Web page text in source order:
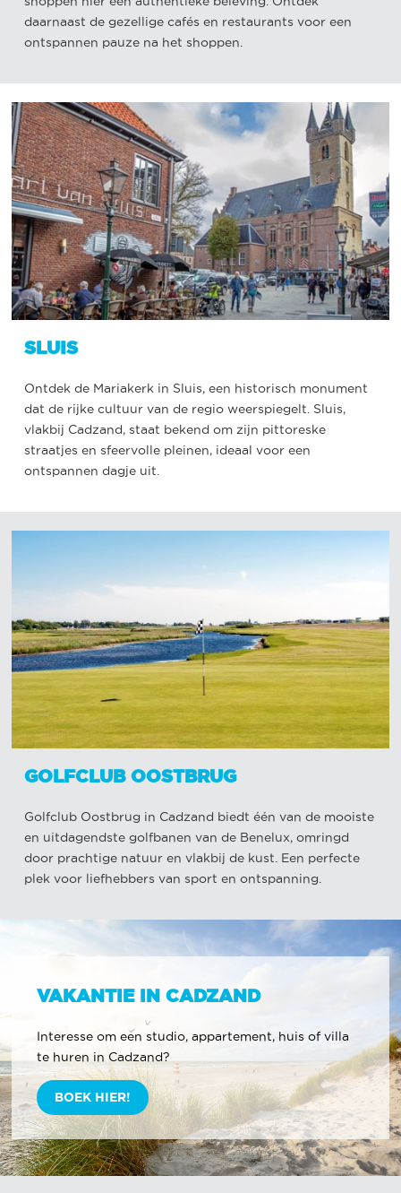
daarnaast de gezellige cafés en restaurants voor een
ontspannen pauze na het shoppen.
SLUIS
Ontdek de Mariakerk in Sluis, een historisch monument
dat de rijke cultuur van de regio weerspiegelt. Sluis,
vlakbij Cadzand, staat bekend om zijn pittoreske
straatjes en sfeervolle pleinen, ideaal voor een
ontspannen dagje uit.
GOLFCLUB OOSTBRUG
Golfclub Oostbrug in Cadzand biedt één van de mooiste
en uitdagendste golfbanen van de Benelux, omringd
door prachtige natuur en vlakbij de kust. Een perfecte
plek voor liefhebbers van sport en ontspanning.
VAKANTIE IN CADZAND
Interesse om een studio, appartement, huis of villa
te huren in Cadzand?
BOEK HIER!